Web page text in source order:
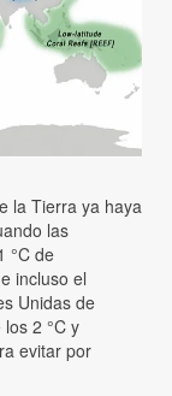
la Tierra ya haya
las
°C de
incluso el
Unidas de
2 °C y
evitar por